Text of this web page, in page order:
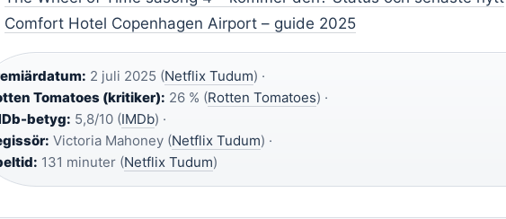
Comfort Hotel Copenhagen Airport – guide 2025
2 juli 2025 (Netflix Tudum) ·
Tomatoes (kritiker): 26 % (Rotten Tomatoes) ·
betyg: 5,8/10 (IMDb) ·
Victoria Mahoney (Netflix Tudum) ·
131 minuter (Netflix Tudum)